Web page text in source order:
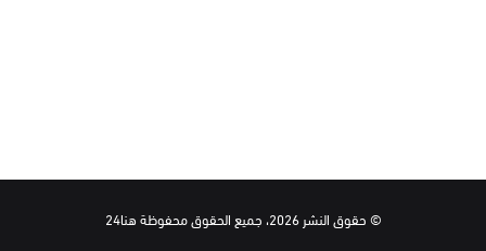
© حقوق النشر 2026، جميع الحقوق محفوظة هنا24